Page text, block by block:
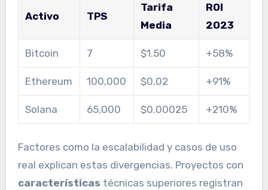
Activo TPS
Tarifa
Media
ROI
2023
Bitcoin 7 $1.50 +58%
Ethereum 100,000 $0.02 +91%
Solana 65,000 $0.00025 +210%
Factores como la escalabilidad y casos de uso
real explican estas divergencias. Proyectos con
características técnicas superiores registran